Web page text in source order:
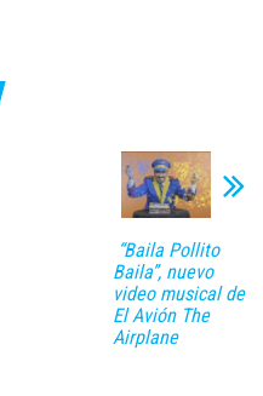
“Baila Pollito
Baila”, nuevo
video musical de
El Avión The
Airplane